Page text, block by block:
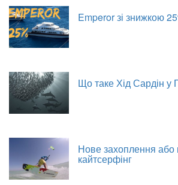
Emperor зі знижкою
Що таке Хід Сардін у
Нове захоплення або
кайтсерфінг